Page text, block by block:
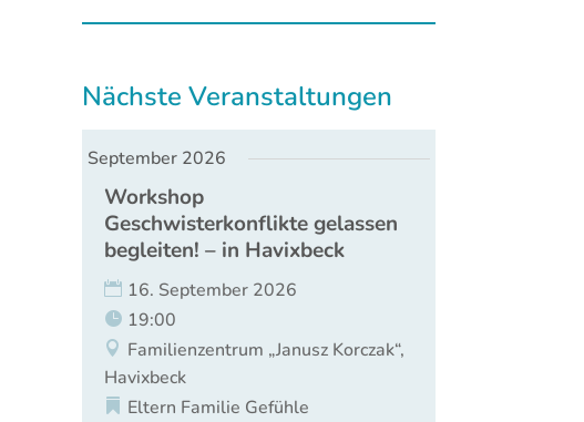
Nächste Veranstaltungen
September 2026
Workshop
Geschwisterkonflikte gelassen
begleiten! – in Havixbeck
16. September 2026
19:00
Familienzentrum „Janusz Korczak“,
Havixbeck
Eltern Familie Gefühle